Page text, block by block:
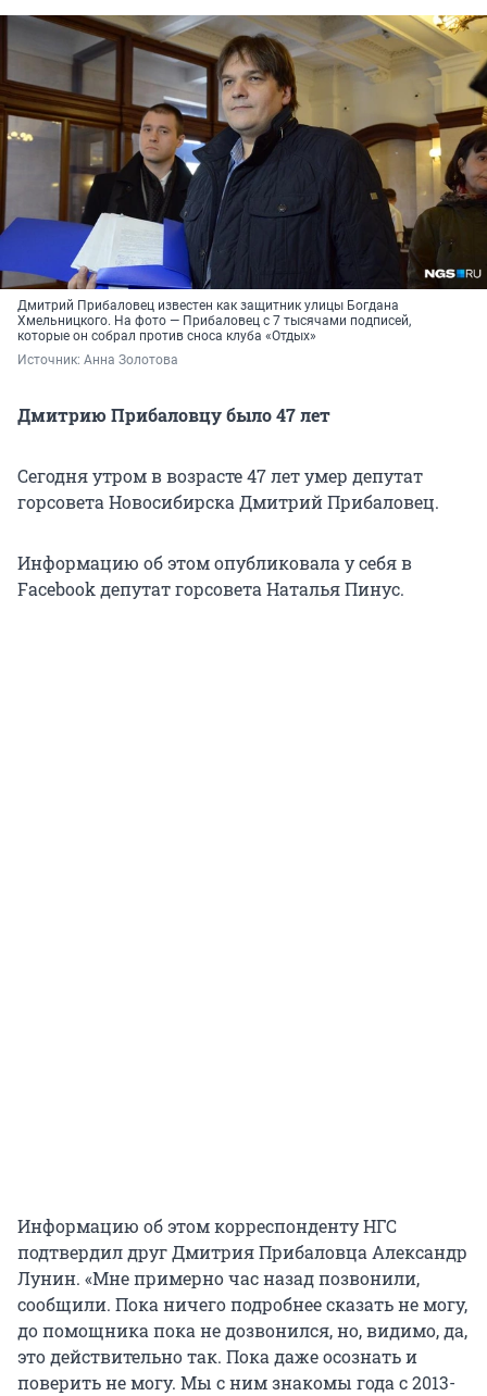
Дмитрий Прибаловец известен как защитник улицы Богдана
Хмельницкого. На фото — Прибаловец с 7 тысячами подписей,
которые он собрал против сноса клуба «Отдых»
Источник: Анна Золотова
Дмитрию Прибаловцу было 47 лет
Сегодня утром в возрасте 47 лет умер депутат
горсовета Новосибирска Дмитрий Прибаловец.
Информацию об этом опубликовала у себя в
Facebook депутат горсовета Наталья Пинус.
Информацию об этом корреспонденту НГС
подтвердил друг Дмитрия Прибаловца Александр
Лунин. «Мне примерно час назад позвонили,
сообщили. Пока ничего подробнее сказать не могу,
до помощника пока не дозвонился, но, видимо, да,
это действительно так. Пока даже осознать и
поверить не могу. Мы с ним знакомы года с 2013-